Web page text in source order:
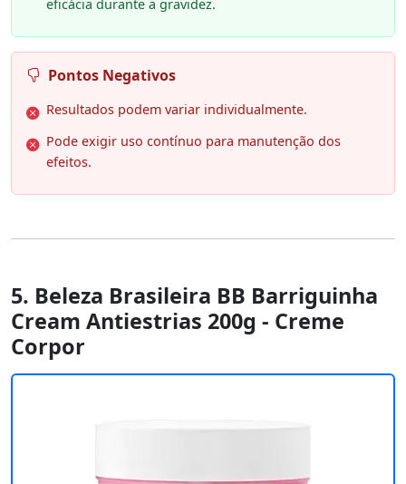
eficácia durante a gravidez.
Pontos Negativos
Resultados podem variar individualmente.
Pode exigir uso contínuo para manutenção dos
efeitos.
5. Beleza Brasileira BB Barriguinha
Cream Antiestrias 200g - Creme
Corpor